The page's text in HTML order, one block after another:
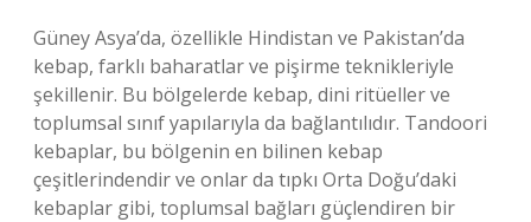
Güney Asya’da, özellikle Hindistan ve Pakistan’da
kebap, farklı baharatlar ve pişirme teknikleriyle
şekillenir. Bu bölgelerde kebap, dini ritüeller ve
toplumsal sınıf yapılarıyla da bağlantılıdır. Tandoori
kebaplar, bu bölgenin en bilinen kebap
çeşitlerindendir ve onlar da tıpkı Orta Doğu’daki
kebaplar gibi, toplumsal bağları güçlendiren bir